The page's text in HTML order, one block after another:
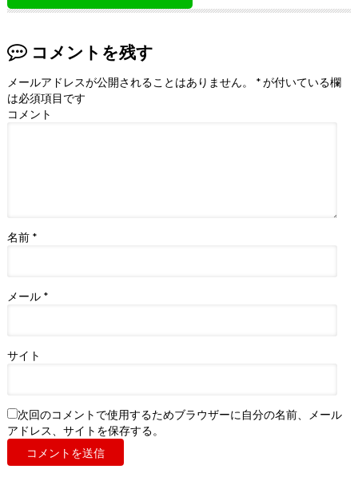
コメントを残す
メールアドレスが公開されることはありません。 *が付いている欄
は必須項目です
コメント
名前 *
メール *
サイト
次回のコメントで使用するためブラウザーに自分の名前、メール
アドレス、サイトを保存する。